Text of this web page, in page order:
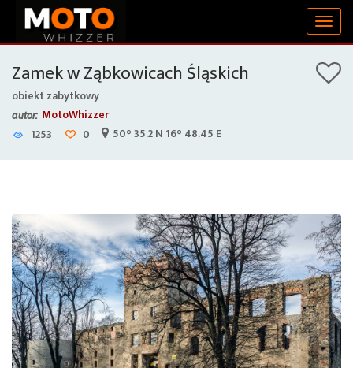
Zamek w Ząbkowicach Śląskich
obiekt zabytkowy
autor: MotoWhizzer
1253
0 50° 35.2 N 16° 48.45 E